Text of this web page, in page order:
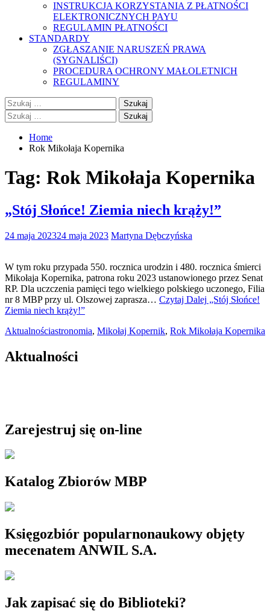
INSTRUKCJA KORZYSTANIA Z PŁATNOŚCI
ELEKTRONICZNYCH PAYU
REGULAMIN PŁATNOŚCI
STANDARDY
ZGŁASZANIE NARUSZEŃ PRAWA
(SYGNALIŚCI)
PROCEDURA OCHRONY MAŁOLETNICH
REGULAMINY
Szukaj:
Szukaj:
Home
Rok Mikołaja Kopernika
Tag: Rok Mikołaja Kopernika
„Stój Słońce! Ziemia niech krąży!”
24 maja 202324 maja 2023 Martyna Dębczyńska
W tym roku przypada 550. rocznica urodzin i 480. rocznica śmierci
Mikołaja Kopernika, patrona roku 2023 ustanowionego przez Senat
RP. Dla uczczenia pamięci tego wielkiego polskiego uczonego, Filia
nr 8 MBP przy ul. Olszowej zaprasza… Czytaj Dalej „Stój Słońce!
Ziemia niech krąży!”
Aktualnościastronomia, Mikołaj Kopernik, Rok Mikołaja Kopernika
Aktualności
Zarejestruj się on-line
Katalog Zbiorów MBP
Księgozbiór popularnonaukowy objęty
mecenatem ANWIL S.A.
Jak zapisać się do Biblioteki?